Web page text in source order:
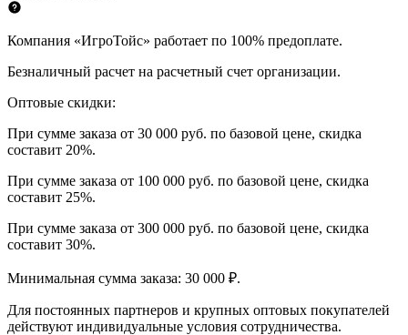
Компания «ИгроТойс» работает по 100% предоплате.
Безналичный расчет на расчетный счет организации.
Оптовые скидки:
При сумме заказа от 30 000 руб. по базовой цене, скидка
составит 20%.
При сумме заказа от 100 000 руб. по базовой цене, скидка
составит 25%.
При сумме заказа от 300 000 руб. по базовой цене, скидка
составит 30%.
Минимальная сумма заказа: 30 000 ₽.
Для постоянных партнеров и крупных оптовых покупателей
действуют индивидуальные условия сотрудничества.